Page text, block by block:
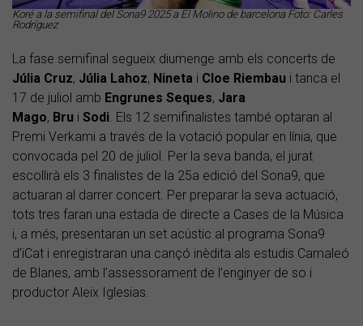
Koré a la semifinal del Sona9 2025 a El Molino de barcelona Foto: Carles
Rodríguez
La fase semifinal segueix diumenge amb els concerts de
Júlia Cruz, Júlia Lahoz, Nineta i Cloe Riembau i tanca el
17 de juliol amb Engrunes Seques, Jara
Mago, Bru i Sodi . Els 12 semifinalistes també optaran al
Premi Verkami a través de la votació popular en línia, que
convocada pel 20 de juliol. Per la seva banda, el jurat
escollirà els 3 finalistes de la 25a edició del Sona9, que
actuaran al darrer concert. Per preparar la seva actuació,
tots tres faran una estada de directe a Cases de la Música
i, a més, presentaran un set acústic al programa Sona9
d’iCat i enregistraran una cançó inèdita als estudis Camaleó
de Blanes, amb l’assessorament de l’enginyer de so i
productor Aleix Iglesias.